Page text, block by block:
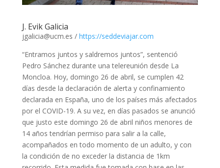
J. Evik Galicia
jgalicia@ucm.es / https://seddeviajar.com
“Entramos juntos y saldremos juntos”, sentenció
Pedro Sánchez durante una telereunión desde La
Moncloa. Hoy, domingo 26 de abril, se cumplen 42
días desde la declaración de alerta y confinamiento
declarada en España, uno de los países más afectados
por el COVID-19. A su vez, en días pasados se anunció
que justo este domingo 26 de abril niños menores de
14 años tendrían permiso para salir a la calle,
acompañados en todo momento de un adulto, y con
la condición de no exceder la distancia de 1km